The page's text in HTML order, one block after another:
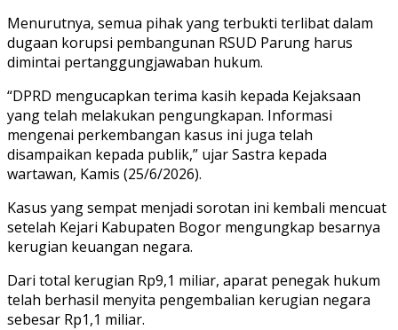
Menurutnya, semua pihak yang terbukti terlibat dalam
dugaan korupsi pembangunan RSUD Parung harus
dimintai pertanggungjawaban hukum.
“DPRD mengucapkan terima kasih kepada Kejaksaan
yang telah melakukan pengungkapan. Informasi
mengenai perkembangan kasus ini juga telah
disampaikan kepada publik,” ujar Sastra kepada
wartawan, Kamis (25/6/2026).
Kasus yang sempat menjadi sorotan ini kembali mencuat
setelah Kejari Kabupaten Bogor mengungkap besarnya
kerugian keuangan negara.
Dari total kerugian Rp9,1 miliar, aparat penegak hukum
telah berhasil menyita pengembalian kerugian negara
sebesar Rp1,1 miliar.